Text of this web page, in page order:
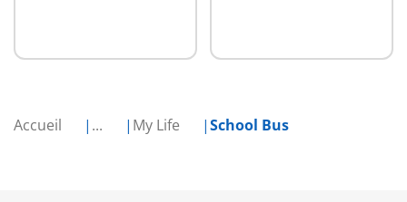
Accueil ... My Life School Bus